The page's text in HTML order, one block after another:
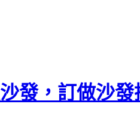
發，訂做沙發